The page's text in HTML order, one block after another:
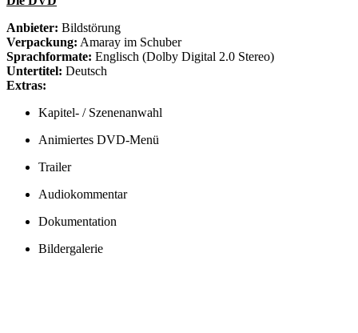
Anbieter: Bildstörung
Verpackung: Amaray im Schuber
Sprachformate: Englisch (Dolby Digital 2.0 Stereo)
Untertitel: Deutsch
Extras:
Kapitel- / Szenenanwahl
Animiertes DVD-Menü
Trailer
Audiokommentar
Dokumentation
Bildergalerie